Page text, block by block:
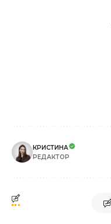
КРИСТИНА
РЕДАКТОР